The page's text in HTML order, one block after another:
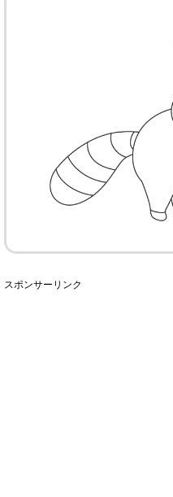
スポンサーリンク